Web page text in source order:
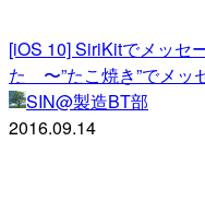
[iOS 10] SiriKitでメッセ
た 〜”たこ焼き”でメッ
SIN@製造BT部
2016.09.14